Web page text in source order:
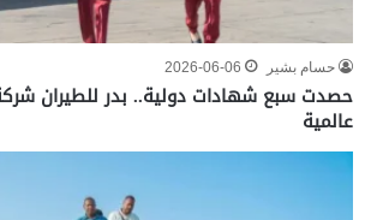
حسام بشير 2026-06-06
حصدت سبع شهادات دولية.. بدر للطيران
عالمية